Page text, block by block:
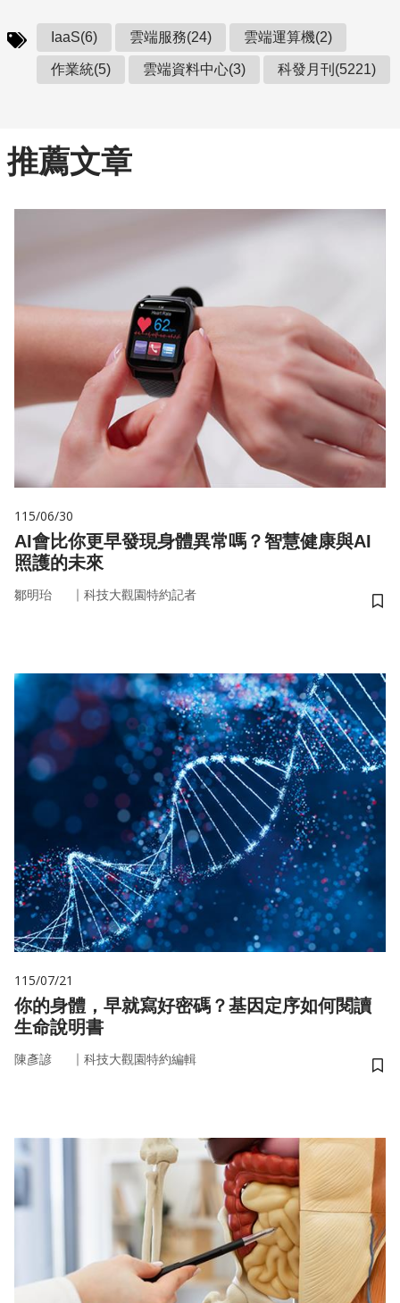
IaaS(6) 雲端服務(24) 雲端運算機(2)
作業統(5) 雲端資料中心(3) 科發月刊(5221)
推薦文章
115/06/30
AI會比你更早發現身體異常嗎？智慧健康與AI
照護的未來
鄒明珆 ｜ 科技大觀園特約記者
儲
115/07/21
你的身體，早就寫好密碼？基因定序如何閱讀
生命說明書
陳彥諺 ｜ 科技大觀園特約編輯
儲